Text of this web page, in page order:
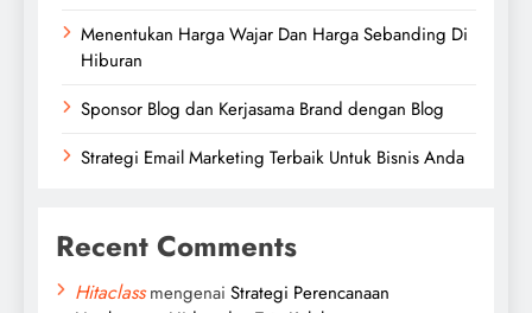
Menentukan Harga Wajar Dan Harga Sebanding Di
Hiburan
Sponsor Blog dan Kerjasama Brand dengan Blog
Strategi Email Marketing Terbaik Untuk Bisnis Anda
Recent Comments
Hitaclassmengenai Strategi Perencanaan